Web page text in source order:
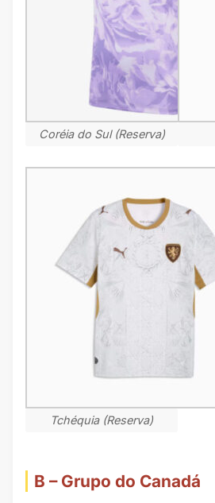
Coréia do Sul (Reserva)
Tchéquia (Reserva)
B – Grupo do Canadá